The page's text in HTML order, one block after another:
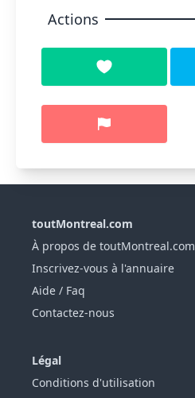
Actions
toutMontreal.com
À propos de toutMontreal.com
Inscrivez-vous à l'annuaire
Aide / Faq
Contactez-nous
Légal
Conditions d'utilisation